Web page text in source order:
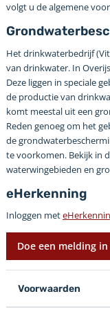
volgt u de algemene
Het drinkwaterbedrijf
van drinkwater. In
Deze liggen in speciale
de productie van
komt meestal uit een
Reden genoeg om het
de
te voorkomen. Bekijk in
waterwingebieden en
eHerkenning
Inloggen met
Doe een melding
Voorwaarden